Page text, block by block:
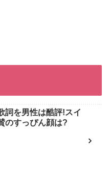
詞を男性は酷評!スイ
のすっぴん顔は?